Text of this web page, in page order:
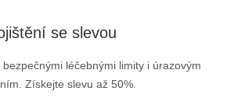
se slevou
léčebnými limity i úrazovým
Získejte slevu až 50%.